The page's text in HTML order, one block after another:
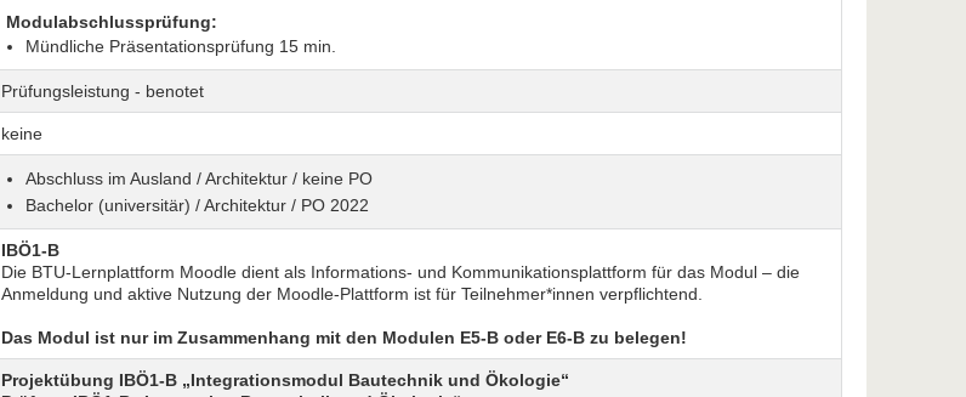
Modulabschlussprüfung:
Mündliche Präsentationsprüfung 15 min.
Prüfungsleistung - benotet
keine
Abschluss im Ausland / Architektur / keine PO
Bachelor (universitär) / Architektur / PO 2022
IBÖ1-B
Die BTU-Lernplattform Moodle dient als Informations- und Kommunikationsplattform für das Modul – die
Anmeldung und aktive Nutzung der Moodle-Plattform ist für Teilnehmer*innen verpflichtend.
Das Modul ist nur im Zusammenhang mit den Modulen E5-B oder E6-B zu belegen!
Projektübung IBÖ1-B „Integrationsmodul Bautechnik und Ökologie“